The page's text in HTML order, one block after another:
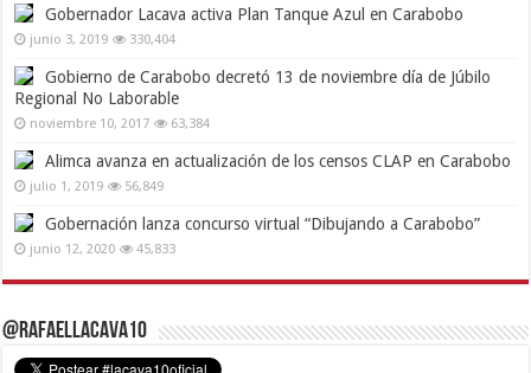
Gobernador Lacava activa Plan Tanque Azul en Carabobo
junio 3, 2019 330,404
Gobierno de Carabobo decretó 13 de noviembre día de Júbilo
Regional No Laborable
noviembre 10, 2017 63,384
Alimca avanza en actualización de los censos CLAP en Carabobo
julio 1, 2019 56,849
Gobernación lanza concurso virtual “Dibujando a Carabobo”
junio 12, 2020 45,833
@RafaelLacava10